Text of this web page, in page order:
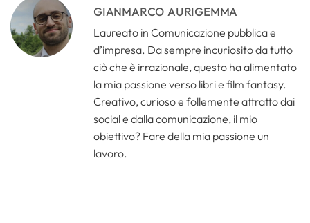
GIANMARCO AURIGEMMA
Laureato in Comunicazione pubblica e
d’impresa. Da sempre incuriosito da tutto
ciò che è irrazionale, questo ha alimentato
la mia passione verso libri e film fantasy.
Creativo, curioso e follemente attratto dai
social e dalla comunicazione, il mio
obiettivo? Fare della mia passione un
lavoro.